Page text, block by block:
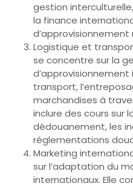
gestion
la finance
d’approvisionnement
Logistique et
se concentre sur la
transport,
marchandises à
inclure des cours sur
dédouanement, les
réglementations
Marketing
sur l’adaptation du
internationaux. Elle